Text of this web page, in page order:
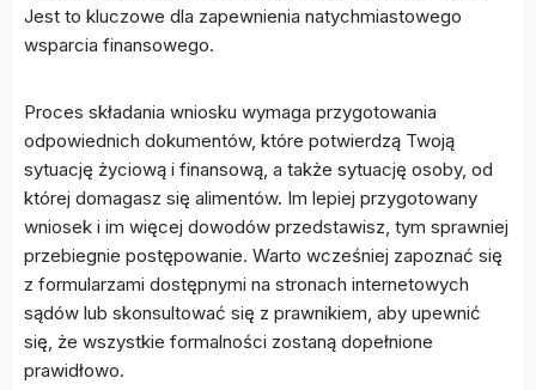
Jest to kluczowe dla zapewnienia natychmiastowego
wsparcia finansowego.
Proces składania wniosku wymaga przygotowania
odpowiednich dokumentów, które potwierdzą Twoją
sytuację życiową i finansową, a także sytuację osoby, od
której domagasz się alimentów. Im lepiej przygotowany
wniosek i im więcej dowodów przedstawisz, tym sprawniej
przebiegnie postępowanie. Warto wcześniej zapoznać się
z formularzami dostępnymi na stronach internetowych
sądów lub skonsultować się z prawnikiem, aby upewnić
się, że wszystkie formalności zostaną dopełnione
prawidłowo.